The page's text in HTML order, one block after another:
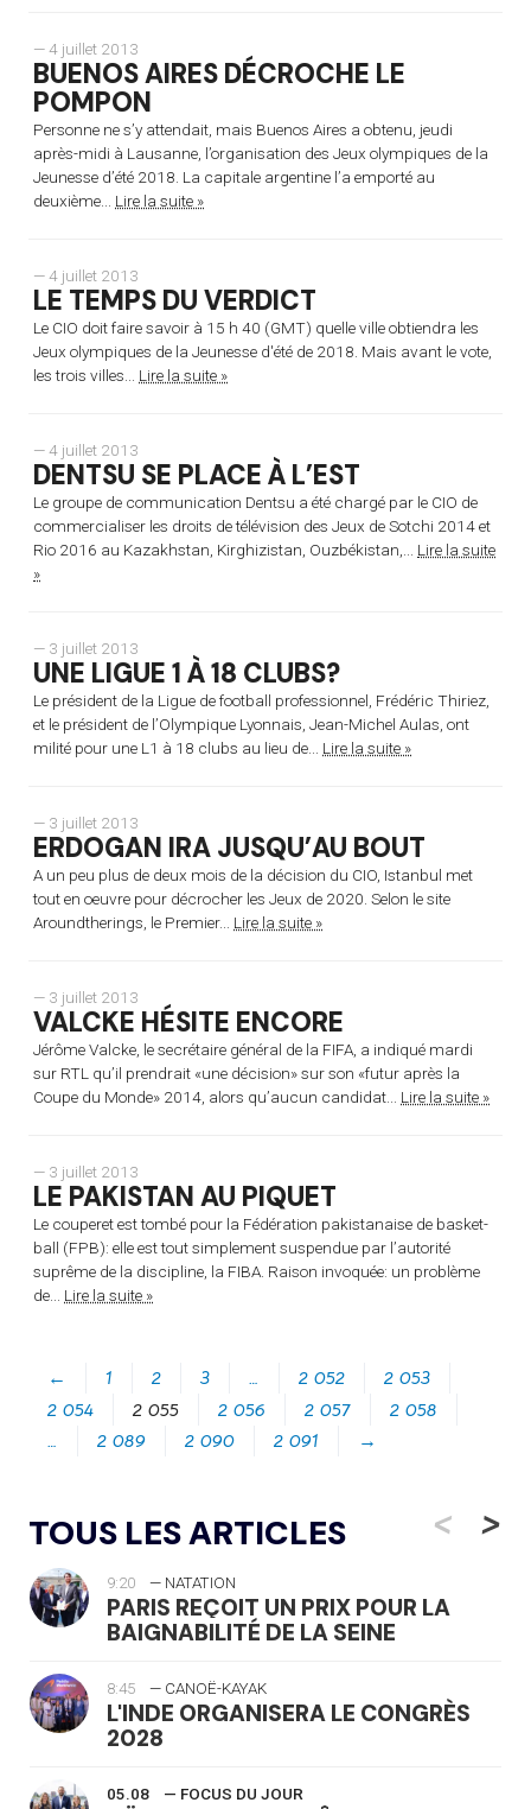
— 4 juillet 2013
BUENOS AIRES DÉCROCHE LE
POMPON
Personne ne s’y attendait, mais Buenos Aires a obtenu, jeudi
après-midi à Lausanne, l’organisation des Jeux olympiques de la
Jeunesse d’été 2018. La capitale argentine l’a emporté au
deuxième... Lire la suite »
— 4 juillet 2013
LE TEMPS DU VERDICT
Le CIO doit faire savoir à 15 h 40 (GMT) quelle ville obtiendra les
Jeux olympiques de la Jeunesse d'été de 2018. Mais avant le vote,
les trois villes... Lire la suite »
— 4 juillet 2013
DENTSU SE PLACE À L’EST
Le groupe de communication Dentsu a été chargé par le CIO de
commercialiser les droits de télévision des Jeux de Sotchi 2014 et
Rio 2016 au Kazakhstan, Kirghizistan, Ouzbékistan,... Lire la suite
»
— 3 juillet 2013
UNE LIGUE 1 À 18 CLUBS?
Le président de la Ligue de football professionnel, Frédéric Thiriez,
et le président de l’Olympique Lyonnais, Jean-Michel Aulas, ont
milité pour une L1 à 18 clubs au lieu de... Lire la suite »
— 3 juillet 2013
ERDOGAN IRA JUSQU’AU BOUT
A un peu plus de deux mois de la décision du CIO, Istanbul met
tout en oeuvre pour décrocher les Jeux de 2020. Selon le site
Aroundtherings, le Premier... Lire la suite »
— 3 juillet 2013
VALCKE HÉSITE ENCORE
Jérôme Valcke, le secrétaire général de la FIFA, a indiqué mardi
sur RTL qu’il prendrait «une décision» sur son «futur après la
Coupe du Monde» 2014, alors qu’aucun candidat... Lire la suite »
— 3 juillet 2013
LE PAKISTAN AU PIQUET
Le couperet est tombé pour la Fédération pakistanaise de basket-
ball (FPB): elle est tout simplement suspendue par l’autorité
suprême de la discipline, la FIBA. Raison invoquée: un problème
de... Lire la suite »
← 1 2 3 … 2 052
2 053
2 054
2 055 2 056 2 057
2 058
…
2 089 2 090 2 091 →
TOUS LES ARTICLES <
9:20 — NATATION
PARIS REÇOIT UN PRIX POUR LA
BAIGNABILITÉ DE LA SEINE
8:45 — CANOË-KAYAK
L'INDE ORGANISERA LE CONGRÈS
2028
05.08 — FOCUS DU JOUR
>